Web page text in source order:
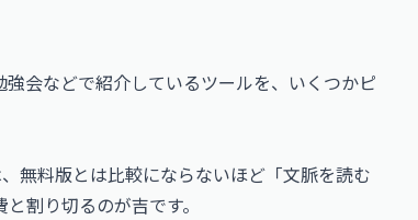
会などで紹介しているツールを、いくつかピ
無料版とは比較にならないほど「文脈を読む
割り切るのが吉です。